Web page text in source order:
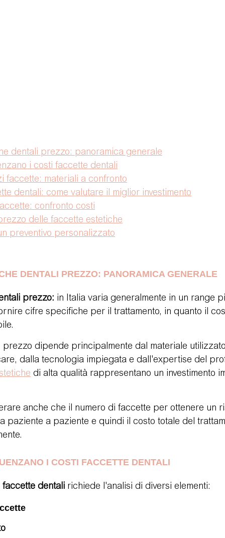
dentali prezzo: panoramica generale
i costi faccette dentali
faccette: materiali a confronto
dentali: come valutare il miglior investimento
confronto costi
delle faccette estetiche
preventivo personalizzato
DENTALI PREZZO: PANORAMICA GENERALE
prezzo: in Italia varia generalmente in un range
cifre specifiche per il trattamento, in quanto il
prezzo dipende principalmente dal materiale
dalla tecnologia impiegata e dall'expertise del
di alta qualità rappresentano un investimento
anche che il numero di faccette per ottenere un
paziente a paziente e quindi il costo totale del
I COSTI FACCETTE DENTALI
faccette dentali richiede l'analisi di diversi elementi: